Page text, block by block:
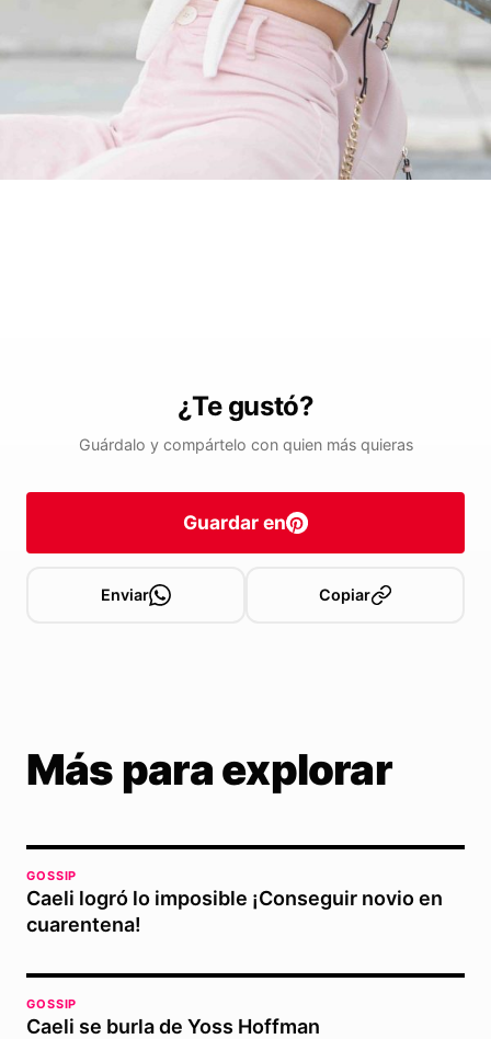
¿Te gustó?
Guárdalo y compártelo con quien más quieras
Guardar en
Enviar Copiar
Más para explorar
GOSSIP
Caeli logró lo imposible ¡Conseguir novio en
cuarentena!
GOSSIP
Caeli se burla de Yoss Hoffman